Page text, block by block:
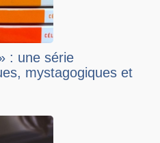
: une série
mystagogiques et